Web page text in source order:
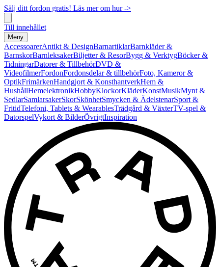
Sälj ditt fordon gratis! Läs mer om hur ->
Till innehållet
Meny
AccessoarerAntikt & DesignBarnartiklarBarnkläder &
BarnskorBarnleksakerBiljetter & ResorBygg & VerktygBöcker &
TidningarDatorer & TillbehörDVD &
VideofilmerFordonFordonsdelar & tillbehörFoto, Kameror &
OptikFrimärkenHandgjort & KonsthantverkHem &
HushållHemelektronikHobbyKlockorKläderKonstMusikMynt &
SedlarSamlarsakerSkorSkönhetSmycken & ÄdelstenarSport &
FritidTelefoni, Tablets & WearablesTrädgård & VäxterTV-spel &
DatorspelVykort & BilderÖvrigtInspiration